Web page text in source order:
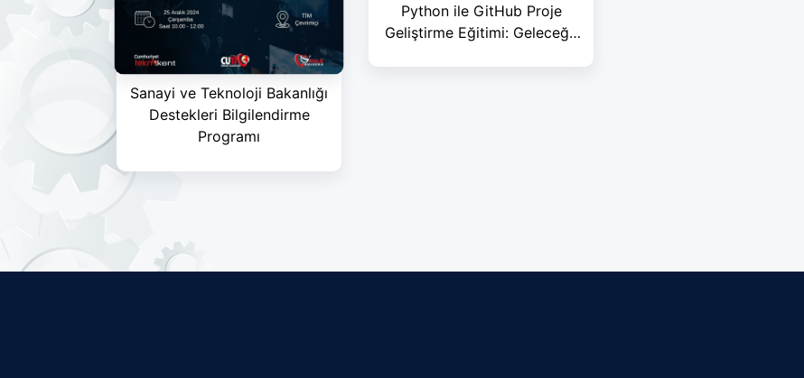
Sanayi ve Teknoloji Bakanlığı
Destekleri Bilgilendirme
Programı
Python ile GitHub Proje
Geliştirme Eğitimi: Geleceğe